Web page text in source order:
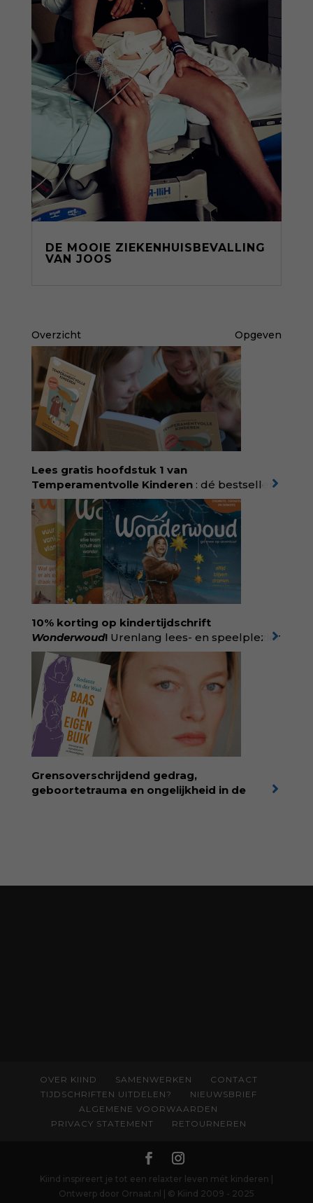
DE MOOIE ZIEKENHUISBEVALLING
VAN JOOS
Overzicht Opgeven
Lees gratis hoofdstuk 1 van
Temperamentvolle Kinderen : dé bestseller
van pedagoog Eva Bronsveld. In het boek
Temperamentvolle kinderen vind je 25 jaar
aan kennis en ervaring. Met ruim 50.000
verkochte exemplaren met recht een
bestseller, waarmee Eva veel gezinnen heeft
kunnen helpen. Ze schrijft met een
liefdevolle kijk op kinderen en veel begrip
voor ouders. Download het hoofdstuk gratis
via:evabronsveld.plugandpay.nl/r?
id=ZcYxEBJH
10% korting op kindertijdschrift
Wonderwoud! Urenlang lees- en speelplezier
voor dromers, doeners en denkers.
Wonderwoud is het ambachtelijk gemaakte
antwoord op alle snelle gooimaarweg-
boekjes en hapsnap-filmpjes. Het mooiste
kindertijdschrift van Nederland; met liefde en
kunde voor taal, beeld en tekeningen die
spat van elke pagina. Dat vóel je. Dat voelt je
kind. Abonneer via
wonderwoud.nl/abonneren**
korting met code:
KIIND10
Grensoverschrijdend gedrag,
geboortetrauma en ongelijkheid in de
OVER KIIND SAMENWERKEN
CONTACT
TIJDSCHRIFTEN UITDELEN?
NIEUWSBRIEF
ALGEMENE VOORWAARDEN
PRIVACY STATEMENT
RETOURNEREN
Kiind inspireert je tot een relaxter leven mét kinderen |
Ontwerp door Ornaat.nl | © Kiind 2009 - 2025